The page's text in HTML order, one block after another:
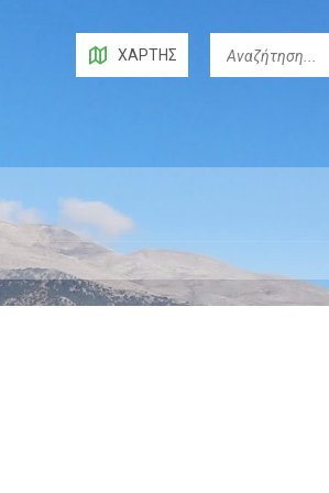
ΧΆΡΤΗΣ